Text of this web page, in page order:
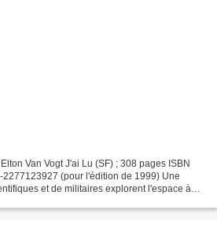
Van Vogt J'ai Lu (SF) ; 308 pages ISBN
(pour l'édition de 1999) Une
et de militaires explorent l'espace à